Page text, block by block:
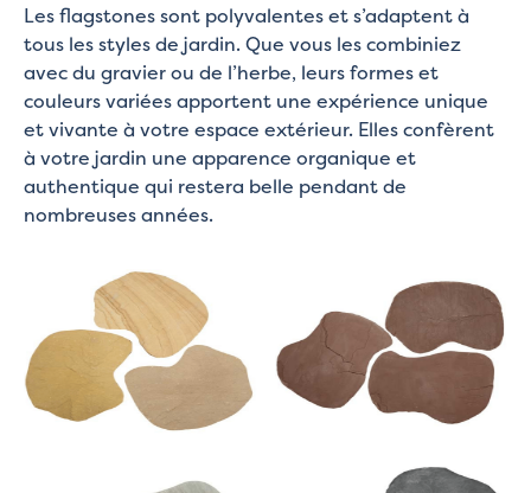
Les flagstones sont polyvalentes et s’adaptent à
tous les styles de jardin. Que vous les combiniez
avec du gravier ou de l’herbe, leurs formes et
couleurs variées apportent une expérience unique
et vivante à votre espace extérieur. Elles confèrent
à votre jardin une apparence organique et
authentique qui restera belle pendant de
nombreuses années.